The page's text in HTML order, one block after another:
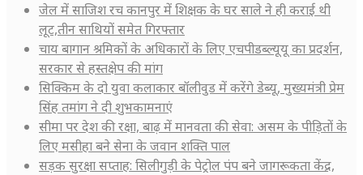
जेल में साजिश रच कानपुर में शिक्षक के घर साले ने ही कराई थी
लूट,तीन साथियों समेत गिरफ्तार
चाय बागान श्रमिकों के अधिकारों के लिए एचपीडब्ल्यूयू का प्रदर्शन,
सरकार से हस्तक्षेप की मांग
सिक्किम के दो युवा कलाकार बॉलीवुड में करेंगे डेब्यू, मुख्यमंत्री प्रेम
सिंह तमांग ने दी शुभकामनाएं
सीमा पर देश की रक्षा, बाढ़ में मानवता की सेवा: असम के पीड़ितों के
लिए मसीहा बने सेना के जवान शक्ति पाल
सड़क सुरक्षा सप्ताह: सिलीगुड़ी के पेट्रोल पंप बने जागरूकता केंद्र,